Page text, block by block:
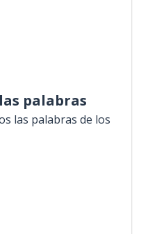
palabras
las palabras de los